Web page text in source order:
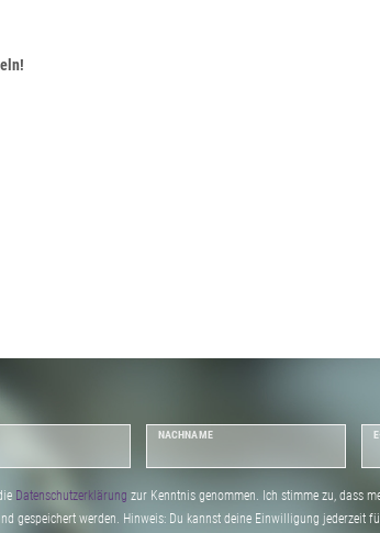
NACHNAME
Daten­schutz­erklärung zur Kenntnis genommen. Ich stimme zu, dass
gespeichert werden. Hinweis: Du kannst deine Einwilligung jederzeit